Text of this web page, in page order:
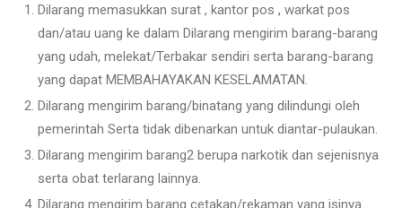
Dilarang memasukkan surat , kantor pos , warkat pos
dan/atau uang ke dalam Dilarang mengirim barang-barang
yang udah, melekat/Terbakar sendiri serta barang-barang
yang dapat MEMBAHAYAKAN KESELAMATAN.
Dilarang mengirim barang/binatang yang dilindungi oleh
pemerintah Serta tidak dibenarkan untuk diantar-pulaukan.
Dilarang mengirim barang2 berupa narkotik dan sejenisnya
serta obat terlarang lainnya.
Dilarang mengirim barang cetakan/rekaman yang isinya